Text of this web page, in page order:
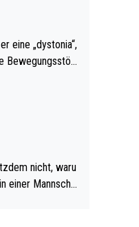
eine „dystonia“,
Bewegungsstör
helfen! Ich gl
fälschlich p
Dafür müsst
gehe
nicht, waru
einer Mannscha